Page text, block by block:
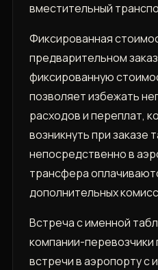
вместительный
Фиксированная
предварительном
фиксированную
позволяет избежать
расходов и переплат‚
возникнуть при заказе
непосредственно в
трансфера
дополнительных
Встреча с именной
компании-перевозчики
встречи в аэропорту с